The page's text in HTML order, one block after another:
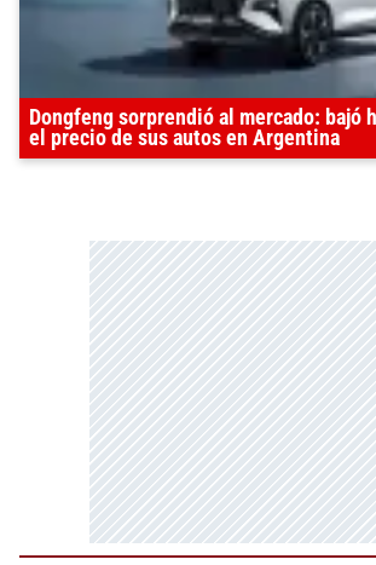
Dongfeng sorprendió al mercado: bajó
el precio de sus autos en Argentina